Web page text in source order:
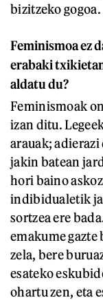
bizitzeko gogoa.
Feminismoa ez
erabaki
aldatu du?
Feminismoak
izan ditu.
arauak;
jakin batean
hori baino
indibidualetik
sortzea ere
emakume gazte
zela, bere
esateko
ohartu zen, eta